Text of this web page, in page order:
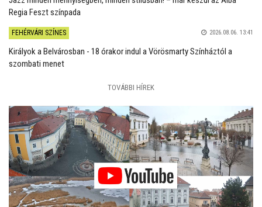
Regia Feszt színpada
FEHÉRVÁRI SZÍNES 2026.08.06. 13:41
Királyok a Belvárosban - 18 órakor indul a Vörösmarty Színháztól a
szombati menet
TOVÁBBI HÍREK